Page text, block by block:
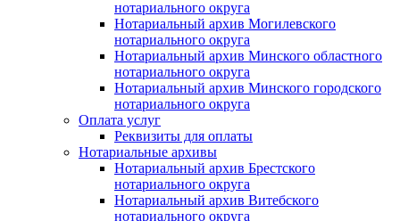
нотариального округа
Нотариальный архив Могилевского
нотариального округа
Нотариальный архив Минского областного
нотариального округа
Нотариальный архив Минского городского
нотариального округа
Оплата услуг
Реквизиты для оплаты
Нотариальные архивы
Нотариальный архив Брестского
нотариального округа
Нотариальный архив Витебского
нотариального округа